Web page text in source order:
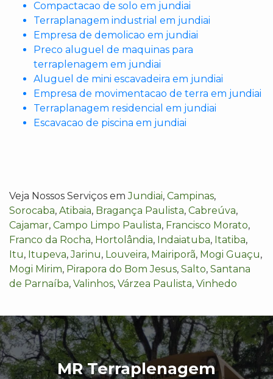
Compactacao de solo em jundiai
Terraplanagem industrial em jundiai
Empresa de demolicao em jundiai
Preco aluguel de maquinas para
terraplenagem em jundiai
Aluguel de mini escavadeira em jundiai
Empresa de movimentacao de terra em jundiai
Terraplanagem residencial em jundiai
Escavacao de piscina em jundiai
Veja Nossos Serviços emJundiai, Campinas,
Sorocaba, Atibaia, Bragança Paulista, Cabreúva,
Cajamar, Campo Limpo Paulista, Francisco Morato,
Franco da Rocha, Hortolândia, Indaiatuba, Itatiba,
Itu, Itupeva,Jarinu, Louveira, Mairiporã, Mogi Guaçu,
Mogi Mirim, Pirapora do Bom Jesus, Salto, Santana
de Parnaíba, Valinhos, Várzea Paulista, Vinhedo
MR Terraplenagem